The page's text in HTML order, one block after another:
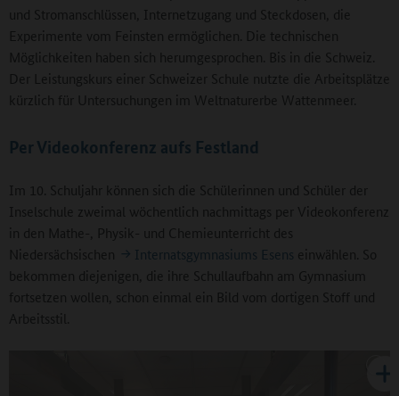
und Stromanschlüssen, Internetzugang und Steckdosen, die
Experimente vom Feinsten ermöglichen. Die technischen
Möglichkeiten haben sich herumgesprochen. Bis in die Schweiz.
Der Leistungskurs einer Schweizer Schule nutzte die Arbeitsplätze
kürzlich für Untersuchungen im Weltnaturerbe Wattenmeer.
Per Videokonferenz aufs Festland
Im 10. Schuljahr können sich die Schülerinnen und Schüler der
Inselschule zweimal wöchentlich nachmittags per Videokonferenz
in den Mathe-, Physik- und Chemieunterricht des
Niedersächsischen
Internatsgymnasiums Esens einwählen. So
bekommen diejenigen, die ihre Schullaufbahn am Gymnasium
fortsetzen wollen, schon einmal ein Bild vom dortigen Stoff und
Arbeitsstil.